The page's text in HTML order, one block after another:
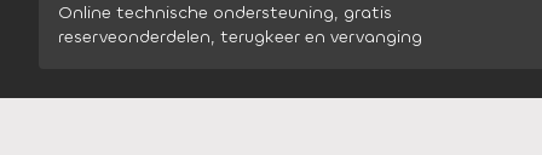
Online technische ondersteuning, gratis
reserveonderdelen, terugkeer en vervanging